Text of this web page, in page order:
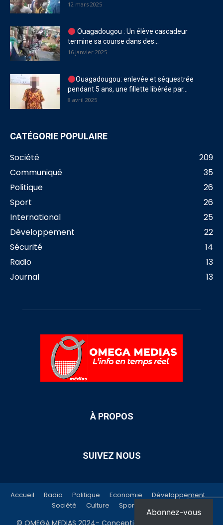
12 mars 2025
Ouagadougou : Un élève cascadeur
termine sa course dans des...
16 janvier 2025
Ouagadougou: enlevée et séquestrée
pendant 5 ans, une fillette libérée par...
8 avril 2025
CATÉGORIE POPULAIRE
Société
209
Communiqué
35
Politique
26
Sport
26
International
25
Développement
22
Sécurité
14
Radio
13
Journal
13
À PROPOS
SUIVEZ NOUS
Accueil Radio Politique Economie
Développement
Société
Culture Sport
© OMEGA MEDIAS 2024- Conception:
Abonnez-vous